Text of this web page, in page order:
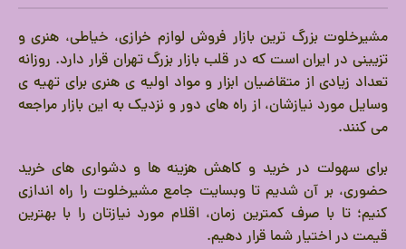
مشیرخلوت بزرگ ترین بازار فروش لوازم خرازی، خیاطی، هنری و
تزیینی در ایران است که در قلب بازار بزرگ تهران قرار دارد. روزانه
تعداد زیادی از متقاضیان ابزار و مواد اولیه ی هنری برای تهیه ی
وسایل مورد نیازشان، از راه های دور و نزدیک به این بازار مراجعه
می کنند.
برای سهولت در خرید و کاهش هزینه ها و دشواری های خرید
حضوری، بر آن شدیم تا وبسایت جامع مشیرخلوت را راه اندازی
کنیم؛ تا با صرف کمترین زمان، اقلام مورد نیازتان را با بهترین
قیمت در اختیار شما قرار دهیم.